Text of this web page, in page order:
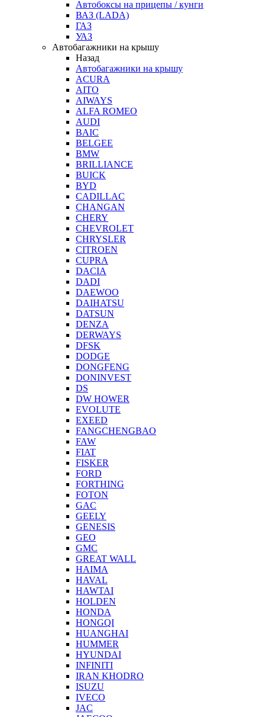
Автобоксы на прицепы / кунги
ВАЗ (LADA)
ГАЗ
УАЗ
Автобагажники на крышу
Назад
Автобагажники на крышу
ACURA
AITO
AIWAYS
ALFA ROMEO
AUDI
BAIC
BELGEE
BMW
BRILLIANCE
BUICK
BYD
CADILLAC
CHANGAN
CHERY
CHEVROLET
CHRYSLER
CITROEN
CUPRA
DACIA
DADI
DAEWOO
DAIHATSU
DATSUN
DENZA
DERWAYS
DFSK
DODGE
DONGFENG
DONINVEST
DS
DW HOWER
EVOLUTE
EXEED
FANGCHENGBAO
FAW
FIAT
FISKER
FORD
FORTHING
FOTON
GAC
GEELY
GENESIS
GEO
GMC
GREAT WALL
HAIMA
HAVAL
HAWTAI
HOLDEN
HONDA
HONGQI
HUANGHAI
HUMMER
HYUNDAI
INFINITI
IRAN KHODRO
ISUZU
IVECO
JAC